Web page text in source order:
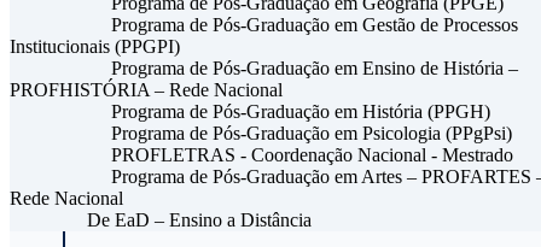
Programa de Pós-Graduação em Gestão de Processos
Institucionais (PPGPI)
Programa de Pós-Graduação em Ensino de História –
PROFHISTÓRIA – Rede Nacional
Programa de Pós-Graduação em História (PPGH)
Programa de Pós-Graduação em Psicologia (PPgPsi)
PROFLETRAS - Coordenação Nacional - Mestrado
Programa de Pós-Graduação em Artes – PROFARTES
Rede Nacional
De EaD – Ensino a Distância